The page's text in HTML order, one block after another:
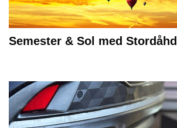
Semester & Sol med Stordåhd